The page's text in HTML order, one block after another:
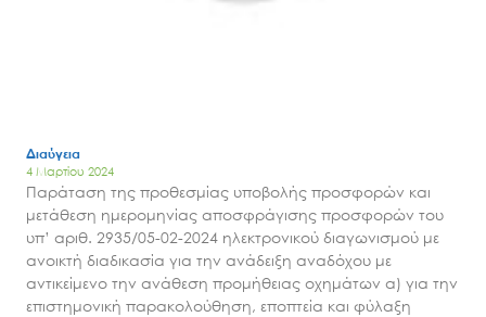
Διαύγεια
4 Μαρτίου 2024
Παράταση της προθεσμίας υποβολής προσφορών και
μετάθεση ημερομηνίας αποσφράγισης προσφορών του
υπ’ αριθ. 2935/05-02-2024 ηλεκτρονικού διαγωνισμού με
ανοικτή διαδικασία για την ανάδειξη αναδόχου με
αντικείμενο την ανάθεση προμήθειας οχημάτων α) για την
επιστημονική παρακολούθηση, εποπτεία και φύλαξη